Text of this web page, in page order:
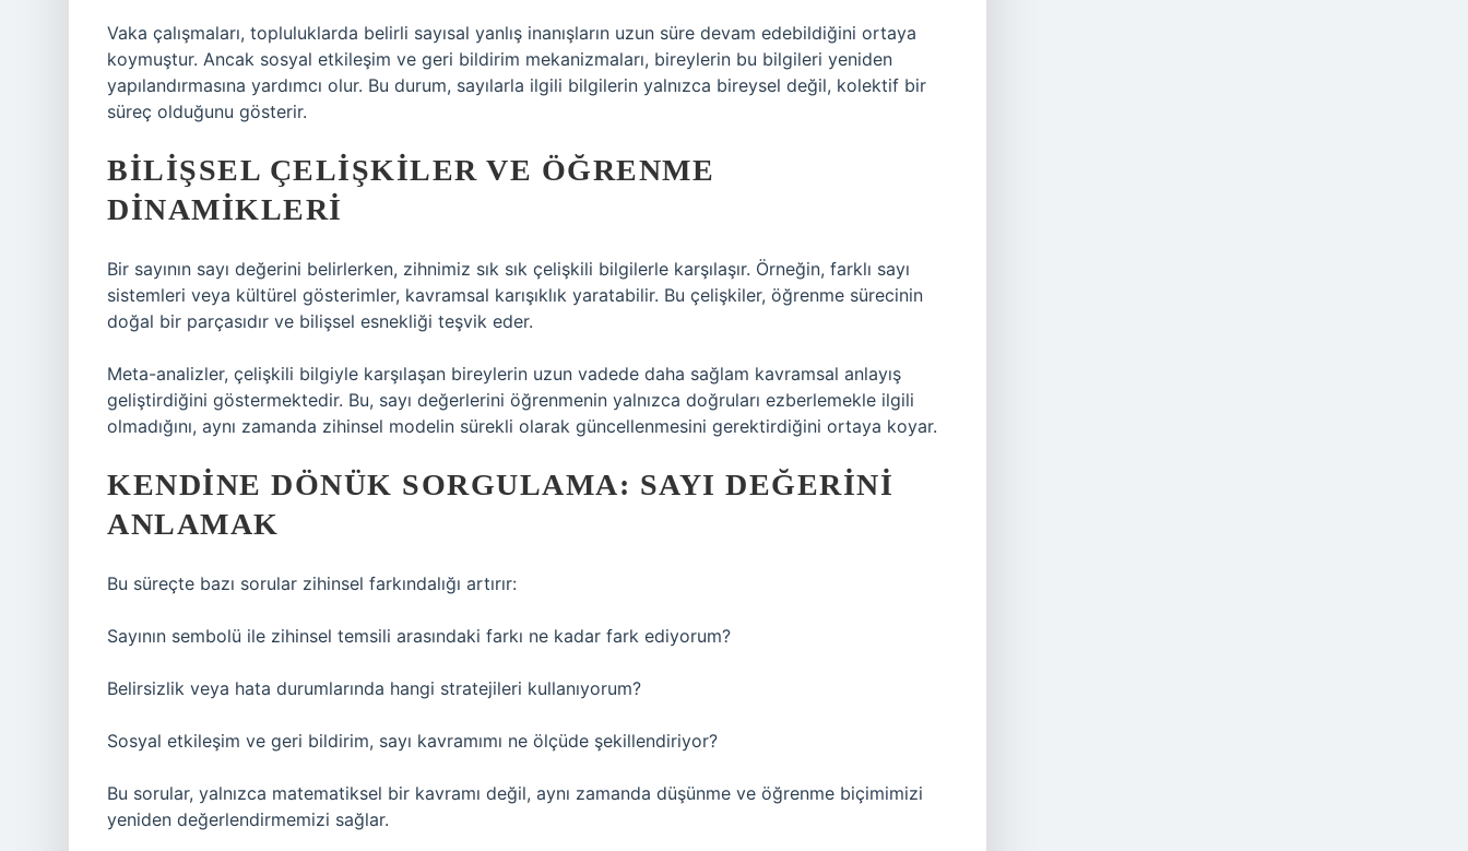
Vaka çalışmaları, topluluklarda belirli sayısal yanlış inanışların uzun süre devam edebildiğini ortaya
koymuştur. Ancak sosyal etkileşim ve geri bildirim mekanizmaları, bireylerin bu bilgileri yeniden
yapılandırmasına yardımcı olur. Bu durum, sayılarla ilgili bilgilerin yalnızca bireysel değil, kolektif bir
süreç olduğunu gösterir.
BILIŞSEL ÇELIŞKILER VE ÖĞRENME
DINAMIKLERI
Bir sayının sayı değerini belirlerken, zihnimiz sık sık çelişkili bilgilerle karşılaşır. Örneğin, farklı sayı
sistemleri veya kültürel gösterimler, kavramsal karışıklık yaratabilir. Bu çelişkiler, öğrenme sürecinin
doğal bir parçasıdır ve bilişsel esnekliği teşvik eder.
Meta-analizler, çelişkili bilgiyle karşılaşan bireylerin uzun vadede daha sağlam kavramsal anlayış
geliştirdiğini göstermektedir. Bu, sayı değerlerini öğrenmenin yalnızca doğruları ezberlemekle ilgili
olmadığını, aynı zamanda zihinsel modelin sürekli olarak güncellenmesini gerektirdiğini ortaya koyar.
KENDINE DÖNÜK SORGULAMA: SAYI DEĞERINI
ANLAMAK
Bu süreçte bazı sorular zihinsel farkındalığı artırır:
Sayının sembolü ile zihinsel temsili arasındaki farkı ne kadar fark ediyorum?
Belirsizlik veya hata durumlarında hangi stratejileri kullanıyorum?
Sosyal etkileşim ve geri bildirim, sayı kavramımı ne ölçüde şekillendiriyor?
Bu sorular, yalnızca matematiksel bir kavramı değil, aynı zamanda düşünme ve öğrenme biçimimizi
yeniden değerlendirmemizi sağlar.